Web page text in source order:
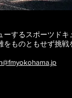
するスポーツド
ものともせず挑